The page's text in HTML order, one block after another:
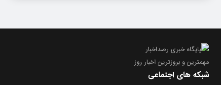
مهمترین و بروز‌ترین اخبار روز
شبکه های اجتماعی